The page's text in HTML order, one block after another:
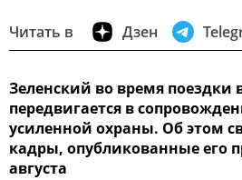
Читать в Дзен
Зеленский во время поездки
передвигается в
усиленной охраны. Об этом
кадры, опубликованные его
августа